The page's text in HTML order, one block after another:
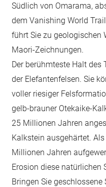
Südlich von Omarama,
dem Vanishing World
führt Sie zu geologischen
Maori-Zeichnungen.
Der berühmteste Halt des
der Elefantenfelsen. Sie
voller riesiger
gelb-brauner Otekaike-
25 Millionen Jahren
Kalkstein ausgehärtet.
Millionen Jahren
Erosion diese natürlichen
Bringen Sie